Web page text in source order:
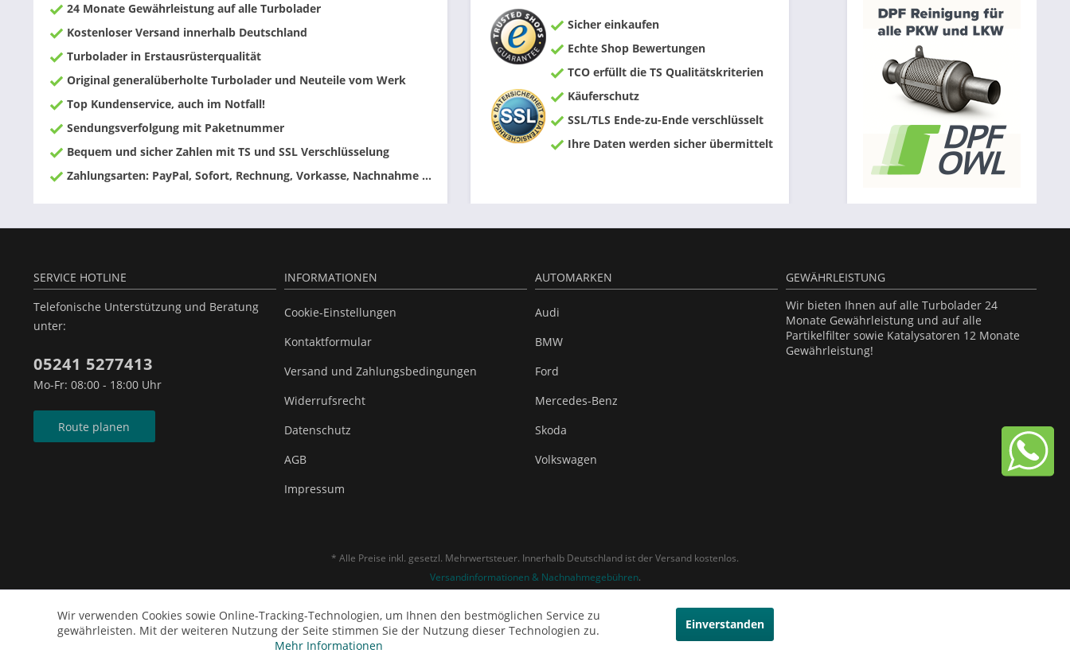
24 Monate Gewährleistung auf alle Turbolader
Kostenloser Versand innerhalb Deutschland
Turbolader in Erstausrüsterqualität
Original generalüberholte Turbolader und Neuteile vom Werk
Top Kundenservice, auch im Notfall!
Sendungsverfolgung mit Paketnummer
Bequem und sicher Zahlen mit TS und SSL Verschlüsselung
Zahlungsarten: PayPal, Sofort, Rechnung, Vorkasse, Nachnahme ...
Sicher einkaufen
Echte Shop Bewertungen
TCO erfüllt die TS Qualitätskriterien
Käuferschutz
SSL/TLS Ende-zu-Ende verschlüsselt
Ihre Daten werden sicher übermittelt
SERVICE HOTLINE
Telefonische Unterstützung und Beratung
unter:
05241 5277413
Mo-Fr: 08:00 - 18:00 Uhr
Route planen
INFORMATIONEN
Cookie-Einstellungen
Kontaktformular
Versand und Zahlungsbedingungen
Widerrufsrecht
Datenschutz
AGB
Impressum
AUTOMARKEN
Audi
BMW
Ford
Mercedes-Benz
Skoda
Volkswagen
GEWÄHRLEISTUNG
Wir bieten Ihnen auf alle Turbolader 24
Monate Gewährleistung und auf alle
Partikelfilter sowie Katalysatoren 12 Monate
Gewährleistung!
* Alle Preise inkl. gesetzl. Mehrwertsteuer. Innerhalb Deutschland ist der Versand kostenlos.
Versandinformationen & Nachnahmegebühren.
Wir verwenden Cookies sowie Online-Tracking-Technologien, um Ihnen den bestmöglichen Service zu
gewährleisten. Mit der weiteren Nutzung der Seite stimmen Sie der Nutzung dieser Technologien zu.
Mehr Informationen
Einverstanden